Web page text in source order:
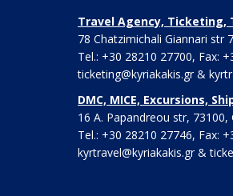
Travel Agency, Ticketing,
78 Chatzimichali Giannari str
Tel.: +30 28210 27700, Fax:
ticketing@kyriakakis.gr &
DMC, MICE, Excursions,
16 A. Papandreou str, 73100,
Tel.: +30 28210 27746, Fax:
kyrtravel@kyriakakis.gr &